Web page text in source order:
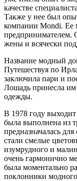
качестве
Также у нее был
компании Mondi.
предпринимателем.
жены и всячески
Название модный
Путешествуя по
заключила пари и
Лошадь принесла им
одежды.
В 1978 году
была выполнена из
предназначалась
стали смелые
изумрудного и
очень гармонично
была моментально
поклонники